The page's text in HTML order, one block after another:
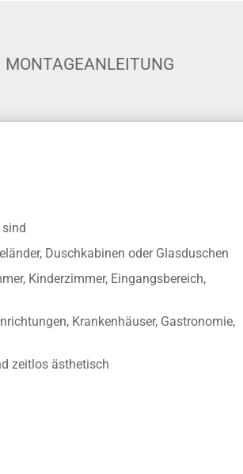
MONTAGEANLEITUNG
Duschkabinen oder Glasduschen
Kinderzimmer, Eingangsbereich,
Krankenhäuser, Gastronomie,
zeitlos ästhetisch